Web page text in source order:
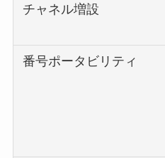
チャネル増設
番号ポータビリティ